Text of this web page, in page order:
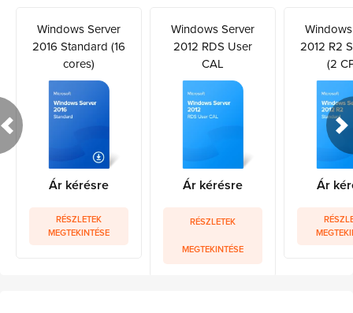
Windows Server
2016 Standard (16
cores)
Ár kérésre
RÉSZLETEK
MEGTEKINTÉSE
Windows Server
2012 RDS User
CAL
Ár kérésre
RÉSZLETEK
MEGTEKINTÉSE
2012 R2
(2
Ár